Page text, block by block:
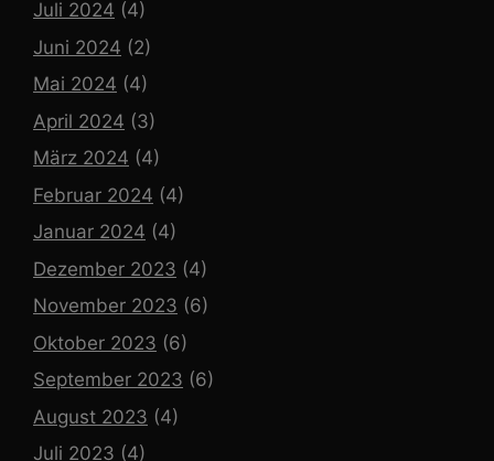
Juli 2024 (4)
Juni 2024 (2)
Mai 2024 (4)
April 2024 (3)
März 2024 (4)
Februar 2024 (4)
Januar 2024 (4)
Dezember 2023 (4)
November 2023 (6)
Oktober 2023 (6)
September 2023 (6)
August 2023 (4)
Juli 2023 (4)